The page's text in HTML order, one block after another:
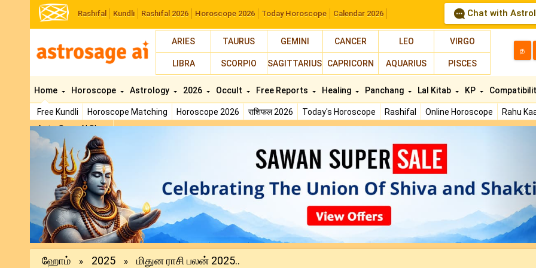
Rashifal Kundli Rashifal 2026 Horoscope 2026 Today Horoscope Calendar 2026 Chat with
ARIES TAURUS GEMINI CANCER LEO VIRGO
LIBRA SCORPIO SAGITTARIUS CAPRICORN AQUARIUS PISCES
த
Home
Free Kundli Horoscope Matching Horoscope 2026 राशिफल 2026 Today's Horoscope Rashifal Online Horoscope Rahu
AstroSage AI Shop
Horoscope Astrology 2026 Occult Free Reports Healing Panchang Lal Kitab KP
Previous
ஹோம் » 2025 » மிதுன ராசி பலன் 2025..